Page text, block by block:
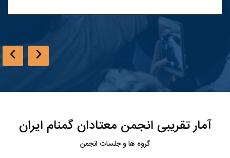
آمار تقریبی انجمن معتادان گمنام ایران
گروه ها و جلسات انجمن